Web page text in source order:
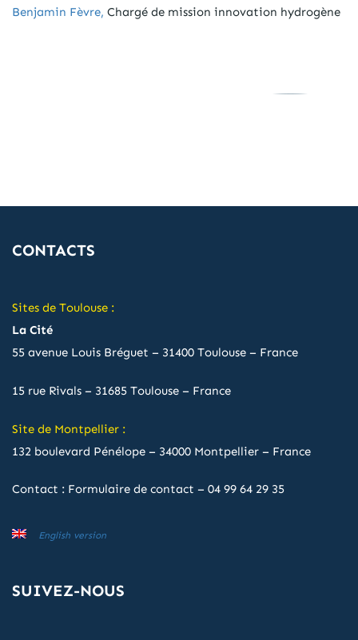
Benjamin Fèvre, Chargé de mission innovation hydrogène
CONTACTS
Sites de Toulouse :
La Cité
55 avenue Louis Bréguet – 31400 Toulouse – France
15 rue Rivals – 31685 Toulouse – France
Site de Montpellier :
132 boulevard Pénélope – 34000 Montpellier – France
Contact : Formulaire de contact – 04 99 64 29 35
English version
SUIVEZ-NOUS